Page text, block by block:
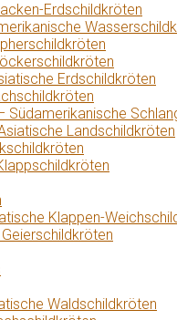
Erdschildkröten
Erdschildkröten
Südamerikanische
Landschildkröten
Klappen-
Waldschildkröten